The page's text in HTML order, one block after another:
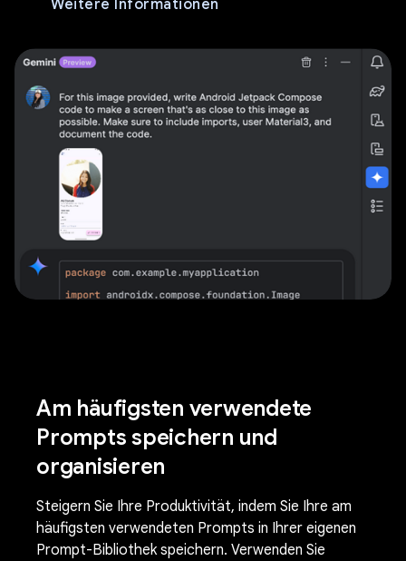
Weitere Informationen
Am häufigsten verwendete
Prompts speichern und
organisieren
Steigern Sie Ihre Produktivität, indem Sie Ihre am
häufigsten verwendeten Prompts in Ihrer eigenen
Prompt-Bibliothek speichern. Verwenden Sie